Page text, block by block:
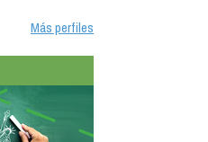
Más perfiles